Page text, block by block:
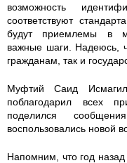
g
g
g
возможность
соответствуют
будут приемлемы в
важные шаги. Надеюсь,
гражданам, так и
Муфтий Саид
поблагодарил всех
поделился
воспользовались новой
Напомним, что год назад